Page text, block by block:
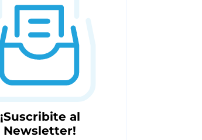
¡Suscribite al
Newsletter!